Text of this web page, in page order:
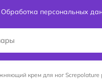
Обработка персональных
крем для ног Screpolature